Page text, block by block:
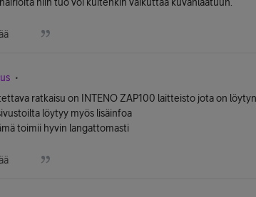
ratkaisu on INTENO ZAP100 laitteisto jota on
löytyy myös lisäinfoa
toimii hyvin langattomasti